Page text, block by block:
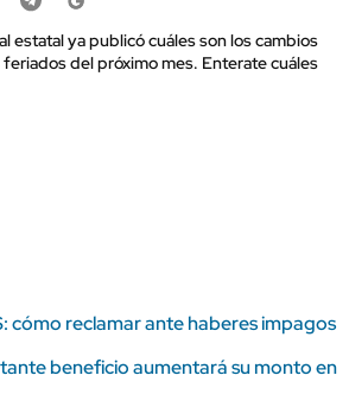
estatal ya publicó cuáles son los cambios
del próximo mes. Enterate cuáles
cómo reclamar ante haberes impagos
beneficio aumentará su monto en